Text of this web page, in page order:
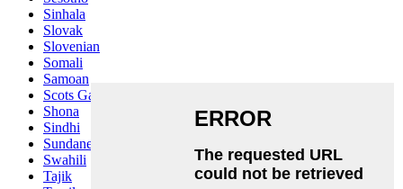
Sinhala
Slovak
Slovenian
Somali
Samoan
Scots Gaelic
Shona
Sindhi
Sundanese
Swahili
Tajik